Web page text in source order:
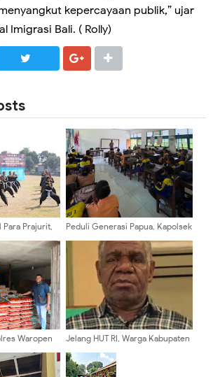
kepercayaan publik,” ujar
Imigrasi Bali. ( Rolly)
Para Prajurit,
Silat
Peduli Generasi Papua, Kapolsek
Hukum dan Pencegahan
Narkoba
Waropen
Tradisional
Jelang HUT RI, Warga Kabupaten
Provokasi